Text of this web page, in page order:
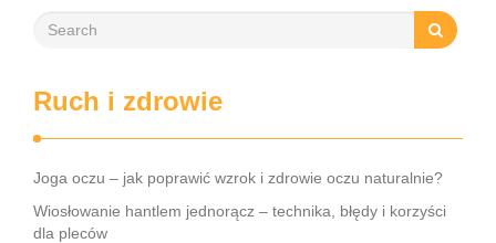
Ruch i zdrowie
Joga oczu – jak poprawić wzrok i zdrowie oczu naturalnie?
Wiosłowanie hantlem jednorącz – technika, błędy i korzyści
dla pleców